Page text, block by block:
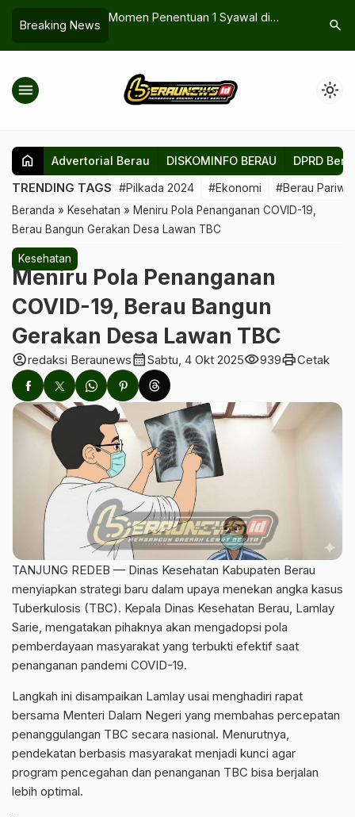
Breaking News
ASN
Momen Penentuan 1 Syawal di
Ini?
search
menu light_mode
home Advertorial Berau DISKOMINFO BERAU DPRD
TRENDING TAGS #Pilkada 2024 #Ekonomi #Berau
Beranda » Kesehatan » Meniru Pola Penanganan COVID-19,
Berau Bangun Gerakan Desa Lawan TBC
Kesehatan
Meniru Pola Penanganan
COVID-19, Berau Bangun
Gerakan Desa Lawan TBC
account_circleredaksi Beraunewscalendar_monthSabtu, 4 Okt 2025visibility939printCetak
TANJUNG REDEB — Dinas Kesehatan Kabupaten Berau
menyiapkan strategi baru dalam upaya menekan angka kasus
Tuberkulosis (TBC). Kepala Dinas Kesehatan Berau, Lamlay
Sarie, mengatakan pihaknya akan mengadopsi pola
pemberdayaan masyarakat yang terbukti efektif saat
penanganan pandemi COVID-19.
Langkah ini disampaikan Lamlay usai menghadiri rapat
bersama Menteri Dalam Negeri yang membahas percepatan
penanggulangan TBC secara nasional. Menurutnya,
pendekatan berbasis masyarakat menjadi kunci agar
program pencegahan dan penanganan TBC bisa berjalan
lebih optimal.